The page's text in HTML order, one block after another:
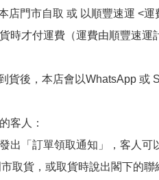
店門市自取 或 以順豐速運 <運
時才付運費（運費由順豐速運
貨後，本店會以WhatsApp 或
客人：
出「訂單領取通知」，客人可
取貨，或取貨時說出閣下的聯